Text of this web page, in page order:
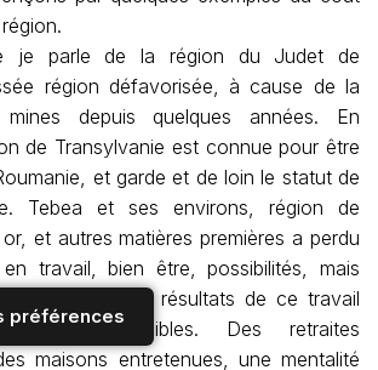
préférences
je parle de la région du Judet de
région défavorisée, à cause de la
depuis quelques années. En
de Transylvanie est connue pour être
et garde et de loin le statut de
Tebea et ses environs, région de
et autres matières premières a perdu
travail, bien être, possibilités, mais
récent. Les résultats de ce travail
encore visibles. Des retraites
maisons entretenues, une mentalité